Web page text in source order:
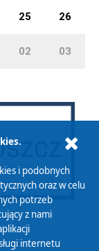
25 26
02 03
i podobnych
oraz w celu
potrzeb
z nami
internetu